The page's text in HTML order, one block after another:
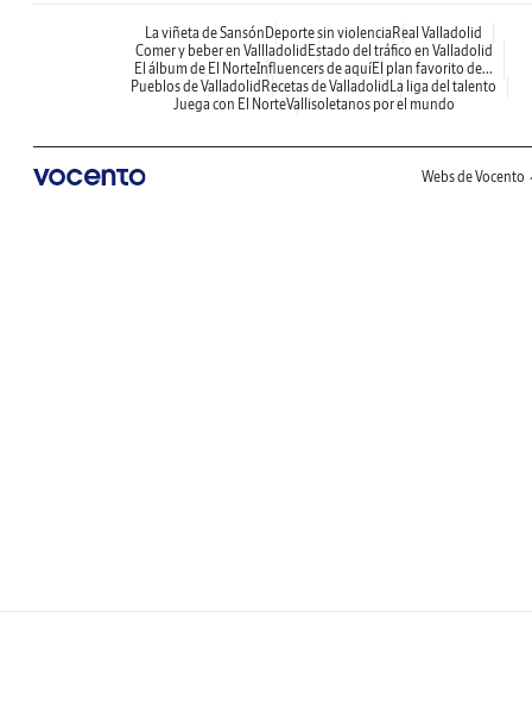
La viñeta de Sansón Deporte sin violencia Real Valladolid
Comer y beber en Vallladolid Estado del tráfico en Valladolid
El álbum de El NorteInfluencers de aquíEl plan favorito de...
Pueblos de Valladolid Recetas de Valladolid La liga del talento
Juega con El NorteVallisoletanos por el mundo
Webs de Vocento